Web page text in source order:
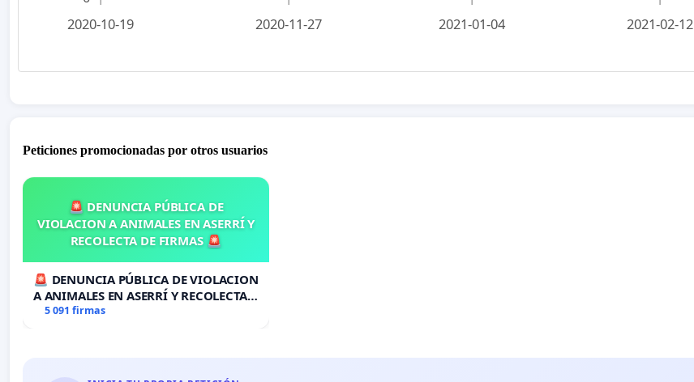
2020-10-19 2020-11-27 2021-01-04 2021-02-12
Peticiones promocionadas por otros usuarios
🚨 DENUNCIA PÚBLICA DE
VIOLACION A ANIMALES EN ASERRÍ Y
RECOLECTA DE FIRMAS 🚨
🚨 DENUNCIA PÚBLICA DE VIOLACION
A ANIMALES EN ASERRÍ Y RECOLECTA
DE FIRMAS 🚨
5 091 firmas